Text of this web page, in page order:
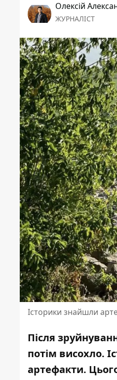
Олексій
ЖУРНАЛІСТ
Історики знайшли
Після
потім висохло.
артефакти.